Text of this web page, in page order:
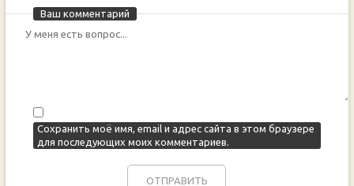
Ваш комментарий
Сохранить моё имя, email и адрес сайта в этом браузере
для последующих моих комментариев.